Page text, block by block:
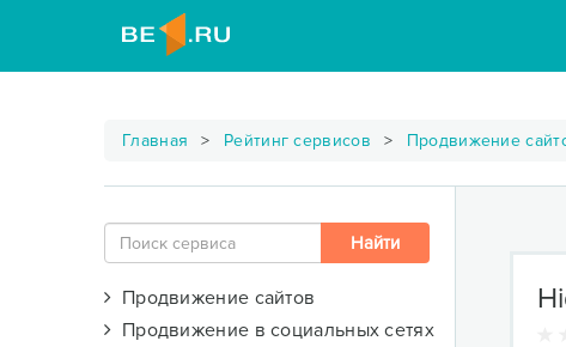
Главная Рейтинг сервисов Продвижение
Продвижение сайтов
Продвижение в социальных сетях